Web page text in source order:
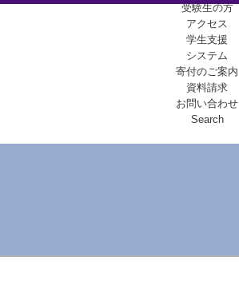
受験生の方
アクセス
学生支援
システム
寄付のご案内
資料請求
お問い合わせ
Search